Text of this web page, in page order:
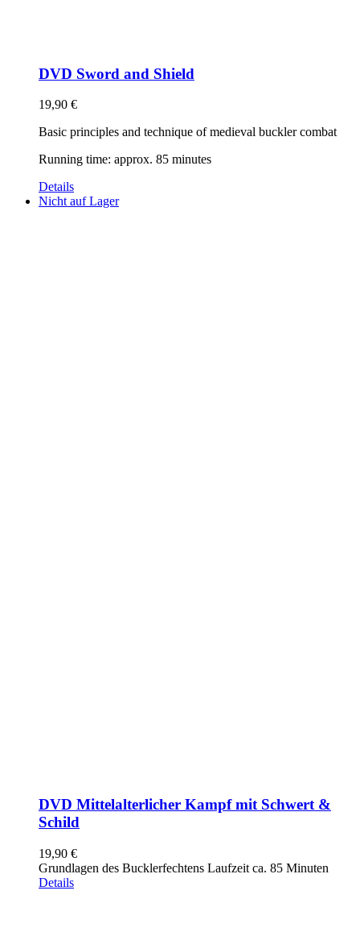
DVD Sword and Shield
19,90 €
Basic principles and technique of medieval buckler combat
Running time: approx. 85 minutes
Details
Nicht auf Lager
DVD Mittelalterlicher Kampf mit Schwert &
Schild
19,90 €
Grundlagen des Bucklerfechtens Laufzeit ca. 85 Minuten
Details